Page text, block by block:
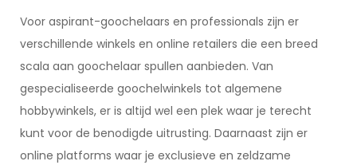
Voor aspirant-goochelaars en professionals zijn er
verschillende winkels en online retailers die een breed
scala aan goochelaar spullen aanbieden. Van
gespecialiseerde goochelwinkels tot algemene
hobbywinkels, er is altijd wel een plek waar je terecht
kunt voor de benodigde uitrusting. Daarnaast zijn er
online platforms waar je exclusieve en zeldzame